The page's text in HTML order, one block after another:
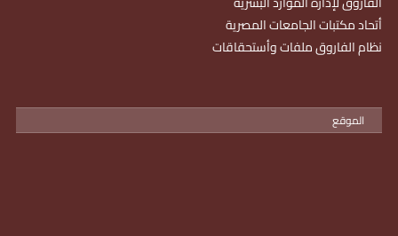
أتحاد مكتبات الجامعات المصرية
نظام الفاروق ملفات وأستحقاقات
الموقع